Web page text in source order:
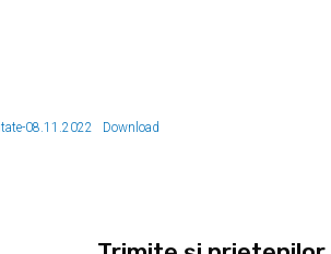
08.11.2022 Download